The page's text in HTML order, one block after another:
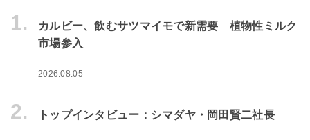
1.
カルビー、飲むサツマイモで新需要 植物性ミルク
市場参入
2026.08.05
2. トップインタビュー：シマダヤ・岡田賢二社長